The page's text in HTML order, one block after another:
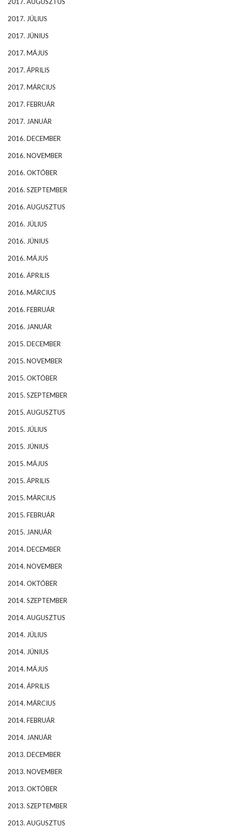
2017. JÚLIUS
2017. JÚNIUS
2017. MÁJUS
2017. ÁPRILIS
2017. MÁRCIUS
2017. FEBRUÁR
2017. JANUÁR
2016. DECEMBER
2016. NOVEMBER
2016. OKTÓBER
2016. SZEPTEMBER
2016. AUGUSZTUS
2016. JÚLIUS
2016. JÚNIUS
2016. MÁJUS
2016. ÁPRILIS
2016. MÁRCIUS
2016. FEBRUÁR
2016. JANUÁR
2015. DECEMBER
2015. NOVEMBER
2015. OKTÓBER
2015. SZEPTEMBER
2015. AUGUSZTUS
2015. JÚLIUS
2015. JÚNIUS
2015. MÁJUS
2015. ÁPRILIS
2015. MÁRCIUS
2015. FEBRUÁR
2015. JANUÁR
2014. DECEMBER
2014. NOVEMBER
2014. OKTÓBER
2014. SZEPTEMBER
2014. AUGUSZTUS
2014. JÚLIUS
2014. JÚNIUS
2014. MÁJUS
2014. ÁPRILIS
2014. MÁRCIUS
2014. FEBRUÁR
2014. JANUÁR
2013. DECEMBER
2013. NOVEMBER
2013. OKTÓBER
2013. SZEPTEMBER
2013. AUGUSZTUS